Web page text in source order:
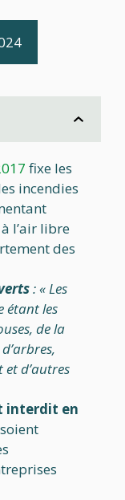
fixe les
incendies
l’air libre
des
: « Les
étant les
de la
et d’autres
interdit en